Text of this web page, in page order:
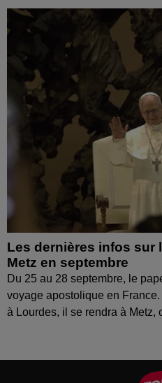
Les dernières infos sur
Metz en septembre
Du 25 au 28 septembre, le
voyage apostolique en
à Lourdes, il se rendra à Metz,